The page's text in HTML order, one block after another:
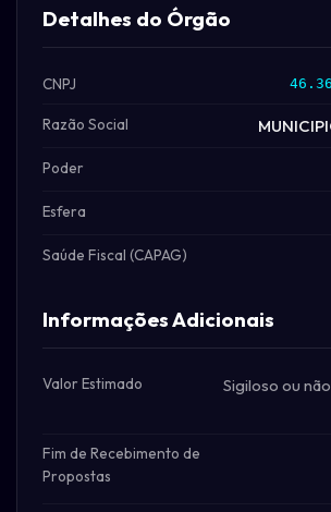
Detalhes do Órgão
CNPJ
Razão Social
Poder
Esfera
Saúde Fiscal (CAPAG)
Informações Adicionais
Valor Estimado
Sigiloso ou
Fim de Recebimento de
Propostas